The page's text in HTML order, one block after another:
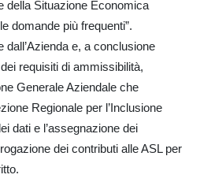
della Situazione Economica
domande più frequenti”.
e, a conclusione
requisiti di ammissibilità,
Generale Aziendale che
Regionale per l’Inclusione
dati e l’assegnazione dei
dei contributi alle ASL per